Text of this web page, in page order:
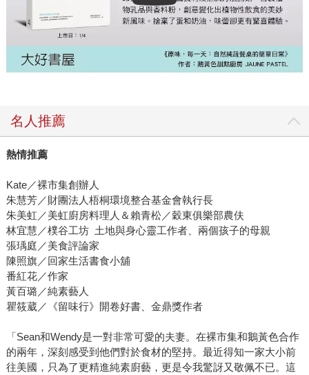
名人推薦
熱情推薦
Kate／裸市集創辦人
朱慧芳／財團法人梧桐環境整合基金會執行長
朱美虹／美虹廚房料理人＆賴青松／穀東俱樂部農伕
林宜慧／樸谷工坊 土地與身心靈工作者、兩個孩子的母親
張瑀庭／美食評論家
陳照旗／回家生活書食小舖
番紅花／作家
黃百璐／純素藝人
瞿筱葳／《留味行》開卷好書、金鼎獎作者
「Sean和Wendy是一對非常可愛的夫妻。在裸市集和鵝黃色合作
的兩年，深刻感受到他們對於食材的堅持。最近得知一家大小前
往美國，只為了更精進純素廚藝，更是令我驚訝又敬佩不已。這